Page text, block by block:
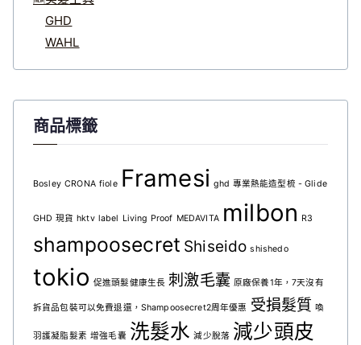
GHD
WAHL
商品標籤
Bosley CRONA fiole Framesi ghd 專業熱能造型梳 - Glide
GHD 現貨 hktv label Living Proof MEDAVITA milbon R3
shampoosecret Shiseido shishedo
tokio 促進頭髮健康生長 刺激毛囊 原廠保養1年，7天沒有
拆貨品包裝可以免費退還，Shampoosecret2周年優惠 受損髮質 喚
羽護凝脂髮素 增強毛囊 洗髮水 減少脫落 減少頭皮